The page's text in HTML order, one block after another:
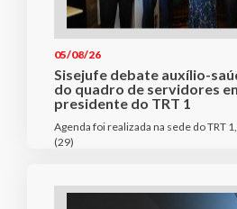
05/08/26
Sisejufe debate auxílio-
do quadro de servidores
presidente do TRT 1
Agenda foi realizada na sede do TRT
(29)